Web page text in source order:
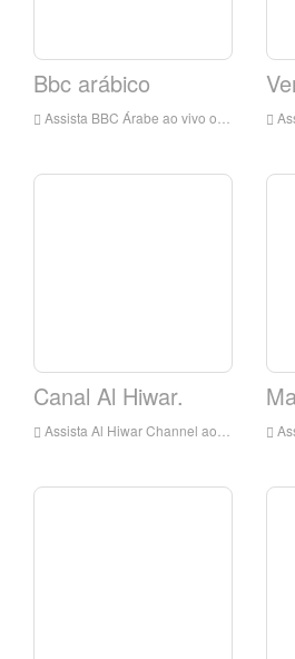
Bbc arábico
Assista BBC Árabe ao vivo on-line, BBC HD Live Streaming, BBC Arabic Watch Live TV da Inglaterra Assista
Canal Al Hiwar.
Assista Al Hiwar Channel ao vivo on-line, Al Hiwar Channel HD Live Streaming, Al Hiwar Channel Watch TV ao vivo da Inglaterra Assista